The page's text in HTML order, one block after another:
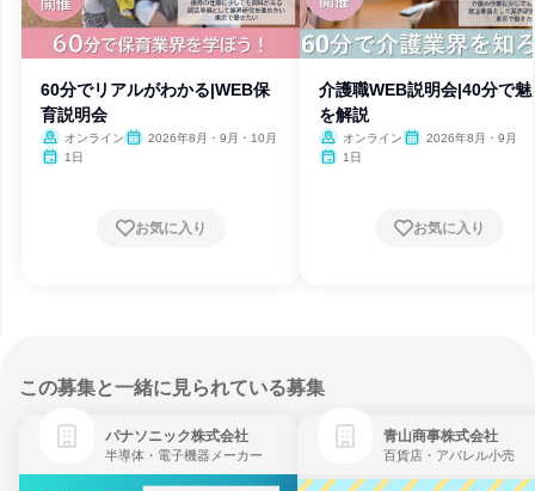
60分でリアルがわかる|WEB保
育説明会
オンライン
2026年8月・9月・10月
1日
お気に入り
介護職WEB説明会|40分で魅
を解説
オンライン
2026年8月・9月
1日
お気に入り
この募集と一緒に見られている募集
パナソニック株式会社
半導体・電子機器メーカー
青山商事株式会社
百貨店・アパレル小売